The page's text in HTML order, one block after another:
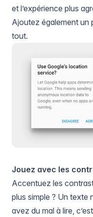
et l’expérience plus
Ajoutez également un
tout.
Jouez avec les
Accentuez les
plus simple ? Un texte
avez du mal à lire,